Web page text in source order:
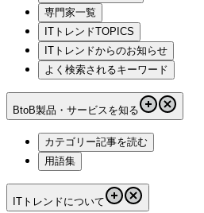
専門家一覧
ITトレンドTOPICS
ITトレンドからのお知らせ
よく検索されるキーワード
BtoB製品・サービスを知る
カテゴリー記事を読む
用語集
ITトレンドについて